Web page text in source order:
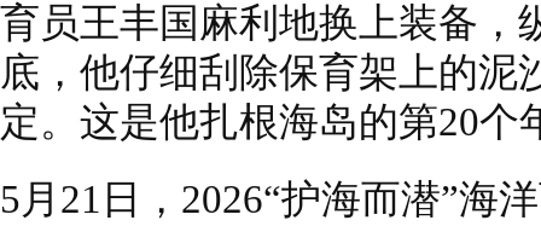
育员王丰国麻利地换上装备，
底，他仔细刮除保育架上的泥
定。这是他扎根海岛的第20个
5月21日，2026“护海而潜”海